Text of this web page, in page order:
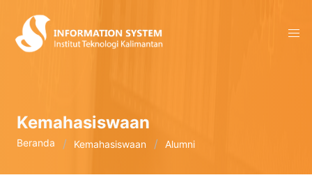
Kemahasiswaan
Beranda Kemahasiswaan Alumni